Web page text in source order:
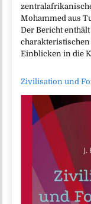
Mohammed aus
Der Bericht
Einblicken in die
Zivilisation und